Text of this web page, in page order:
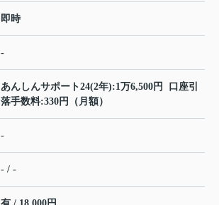
即時
-
あんしんサポート24(2年):1万6,500円 口座引
落手数料:330円（月額）
-
- / -